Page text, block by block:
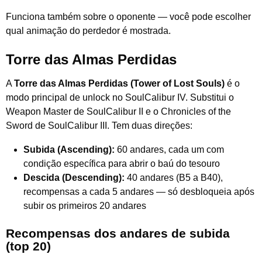
Funciona também sobre o oponente — você pode escolher
qual animação do perdedor é mostrada.
Torre das Almas Perdidas
ATorre das Almas Perdidas (Tower of Lost Souls) é o
modo principal de unlock no SoulCalibur IV. Substitui o
Weapon Master de SoulCalibur II e o Chronicles of the
Sword de SoulCalibur III. Tem duas direções:
Subida (Ascending): 60 andares, cada um com
condição específica para abrir o baú do tesouro
Descida (Descending): 40 andares (B5 a B40),
recompensas a cada 5 andares — só desbloqueia após
subir os primeiros 20 andares
Recompensas dos andares de subida
(top 20)